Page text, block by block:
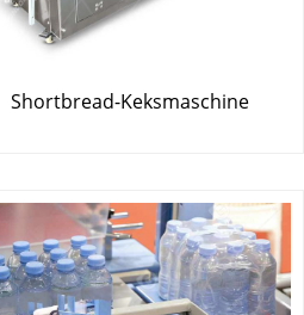
Shortbread-Keksmaschine